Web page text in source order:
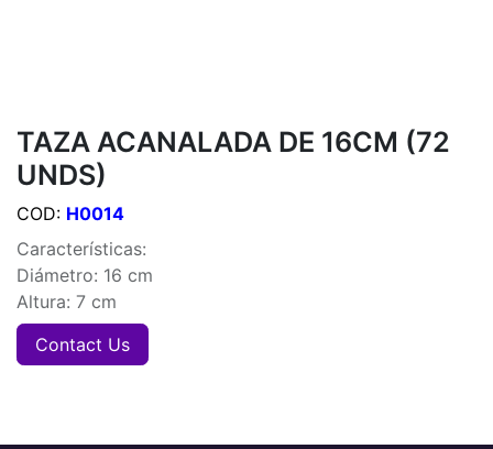
TAZA ACANALADA DE 16CM (72
UNDS)
COD: H0014
Características:
Diámetro: 16 cm
Altura: 7 cm
Contact Us